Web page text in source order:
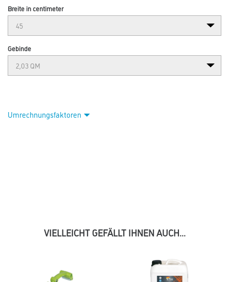
Breite in centimeter
Gebinde
Umrechnungsfaktoren
VIELLEICHT GEFÄLLT IHNEN AUCH...